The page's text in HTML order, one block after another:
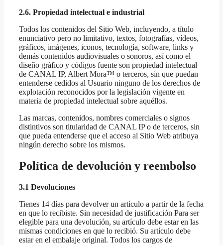
2.6. Propiedad intelectual e industrial
Todos los contenidos del Sitio Web, incluyendo, a título
enunciativo pero no limitativo, textos, fotografías, vídeos,
gráficos, imágenes, iconos, tecnología, software, links y
demás contenidos audiovisuales o sonoros, así como el
diseño gráfico y códigos fuente son propiedad intelectual
de CANAL IP, Albert Mora™ o terceros, sin que puedan
entenderse cedidos al Usuario ninguno de los derechos de
explotación reconocidos por la legislación vigente en
materia de propiedad intelectual sobre aquéllos.
Las marcas, contenidos, nombres comerciales o signos
distintivos son titularidad de CANAL IP o de terceros, sin
que pueda entenderse que el acceso al Sitio Web atribuya
ningún derecho sobre los mismos.
Política de devolución y reembolso
3.1 Devoluciones
Tienes 14 días para devolver un artículo a partir de la fecha
en que lo recibiste. Sin necesidad de justificación Para ser
elegible para una devolución, su artículo debe estar en las
mismas condiciones en que lo recibió. Su artículo debe
estar en el embalaje original. Todos los cargos de